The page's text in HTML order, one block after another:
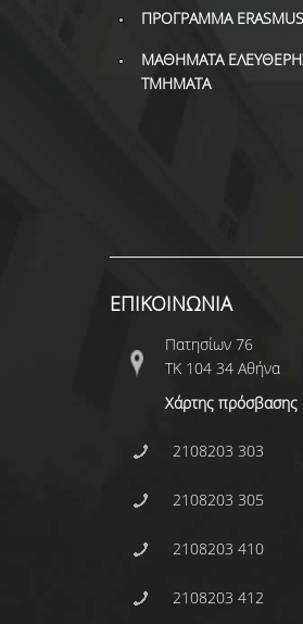
ΠΡΟΓΡΑΜΜΑ
ΜΑΘΗΜΑΤΑ
ΤΜΗΜΑΤΑ
ΕΠΙΚΟΙΝΩΝΙΑ
Πατησίων 76
ΤΚ 104 34 Αθήνα
Χάρτης πρόσβασης
2108203 303
2108203 305
2108203 410
2108203 412